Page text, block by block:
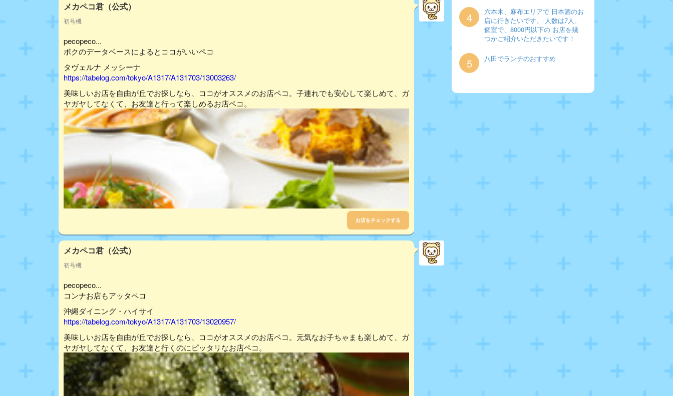
メカペコ君（公式）
初号機
pecopeco...
ボクのデータベースによるとココがいいペコ
タヴェルナ メッシーナ
https://tabelog.com/tokyo/A1317/A131703/13003263/
美味しいお店を自由が丘でお探しなら、ココがオススメのお店ペコ。子連れでも安心して楽しめて、ガ
ヤガヤしてなくて、お友達と行って楽しめるお店ペコ。
お店をチェックする
メカペコ君（公式）
初号機
pecopeco...
コンナお店もアッタペコ
沖縄ダイニング・ハイサイ
https://tabelog.com/tokyo/A1317/A131703/13020957/
美味しいお店を自由が丘でお探しなら、ココがオススメのお店ペコ。元気なお子ちゃまも楽しめて、ガ
ヤガヤしてなくて、お友達と行くのにピッタリなお店ペコ。
4
六本木、麻布エリアで 日本酒のお
店に行きたいです。 人数は7人、
個室で、8000円以下の お店を幾
つかご紹介いただきたいです！
5 八田でランチのおすすめ